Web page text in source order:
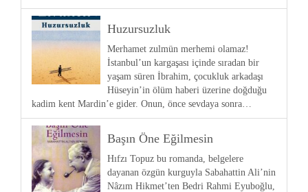
Huzursuzluk
Merhamet zulmün merhemi olamaz!
İstanbul’un kargaşası içinde sıradan bir
yaşam süren İbrahim, çocukluk arkadaşı
Hüseyin’in ölüm haberi üzerine doğduğu
kadim kent Mardin’e gider. Onun, önce sevdaya sonra…
Başın Öne Eğilmesin
Hıfzı Topuz bu romanda, belgelere
dayanan özgün kurguyla Sabahattin Ali’nin
Nâzım Hikmet’ten Bedri Rahmi Eyuboğlu,